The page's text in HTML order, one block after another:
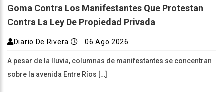
Goma Contra Los Manifestantes Que Protestan
Contra La Ley De Propiedad Privada
Diario De Rivera 06 Ago 2026
A pesar de la lluvia, columnas de manifestantes se concentran
sobre la avenida Entre Ríos […]